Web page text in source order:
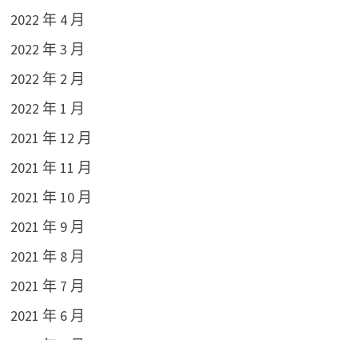
2022 年 4 月
2022 年 3 月
2022 年 2 月
2022 年 1 月
2021 年 12 月
2021 年 11 月
2021 年 10 月
2021 年 9 月
2021 年 8 月
2021 年 7 月
2021 年 6 月